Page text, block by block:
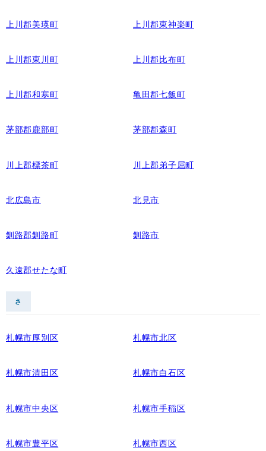
上川郡美瑛町 上川郡東神楽町
上川郡東川町 上川郡比布町
上川郡和寒町 亀田郡七飯町
茅部郡鹿部町 茅部郡森町
川上郡標茶町 川上郡弟子屈町
北広島市 北見市
釧路郡釧路町 釧路市
久遠郡せたな町
さ
札幌市厚別区 札幌市北区
札幌市清田区 札幌市白石区
札幌市中央区 札幌市手稲区
札幌市豊平区 札幌市西区